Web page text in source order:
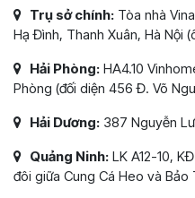
Trụ sở chính: Tòa nhà
Hạ Đình, Thanh Xuân, Hà Nội
Hải Phòng: HA4.10
Phòng (đối diện 456 Đ. Võ
Hải Dương: 387 Nguyễn
Quảng Ninh: LK A12-10,
đôi giữa Cung Cá Heo và Bảo